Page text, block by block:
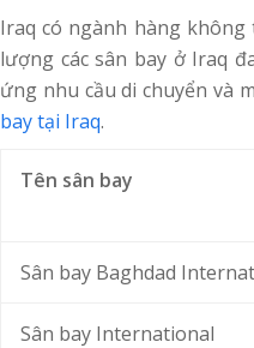
Iraq có ngành hàng
lượng các sân bay ở Iraq
ứng nhu cầu di chuyển và
bay tại Iraq.
Tên sân bay
Sân bay Baghdad
Sân bay International